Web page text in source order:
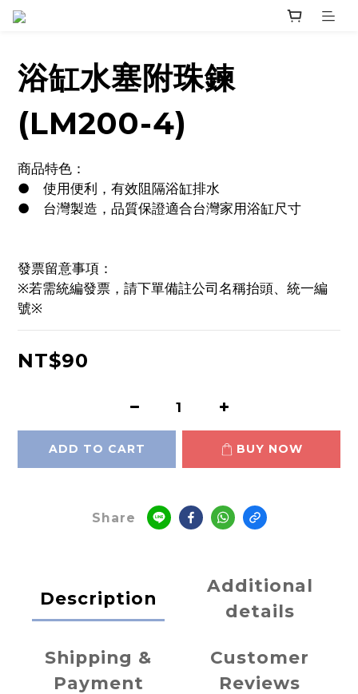
浴缸水塞附珠鍊
(LM200-4)
商品特色：
●	使用便利，有效阻隔浴缸排水
●	台灣製造，品質保證適合台灣家用浴缸尺寸
發票留意事項：
※若需統編發票，請下單備註公司名稱抬頭、統一編
號※
NT$90
ADD TO CART BUY NOW
Share
Description
Additional
details
Shipping &
Payment
Customer
Reviews